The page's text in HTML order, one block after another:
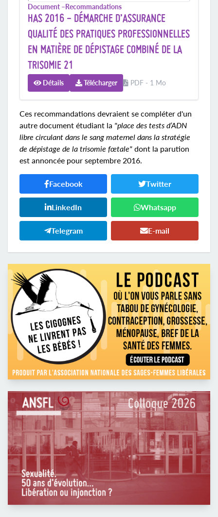
Document –Recommandations
HAS 2016 - DÉMARCHE D’ASSURANCE
QUALITÉ DES PRATIQUES PROFESSIONNELLES
EN MATIÈRE DE DÉPISTAGE COMBINÉ DE LA
TRISOMIE 21
Détails Télécharger PDF - 1 Mo
Ces recommandations devraient se compléter d'un
autre document étudiant la "place des tests d’ADN
libre circulant dans le sang maternel dans la stratégie
de dépistage de la trisomie fœtale" dont la parution
est annoncée pour septembre 2016.
Facebook Twitter
LinkedIn Whatsapp
Telegram E-mail